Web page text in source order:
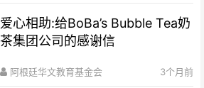
爱心相助:给BoBa’s Bubble Tea奶
茶集团公司的感谢信
阿根廷华文教育基金会 3个月前